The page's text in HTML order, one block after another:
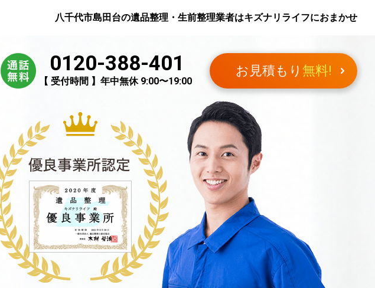
八千代市島田台の遺品整理・生前整理業者はキズナリライフにおまかせ
0120-388-401
【 受付時間 】年中無休 9:00〜19:00
お見積もり 無料!